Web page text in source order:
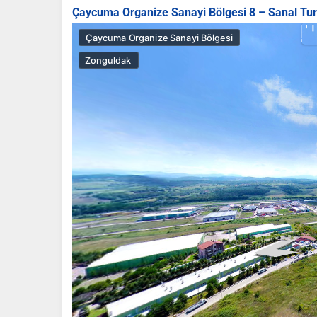
Çaycuma Organize Sanayi Bölgesi 8 – Sanal